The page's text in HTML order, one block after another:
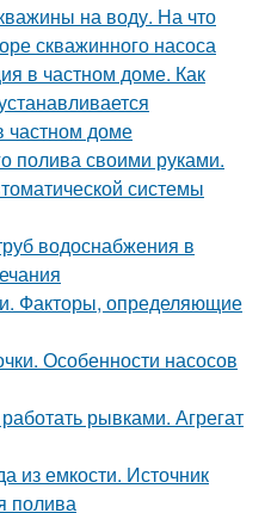
на воду. На что
скважинного насоса
в частном доме. Как
частном доме
полива своими руками.
системы
водоснабжения в
Факторы, определяющие
Особенности насосов
рывками. Агрегат
из емкости. Источник
полива